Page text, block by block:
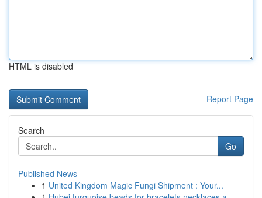
HTML is disabled
Report Page
Search
Go
Published News
1 United Kingdom Magic Fungi Shipment : Your...